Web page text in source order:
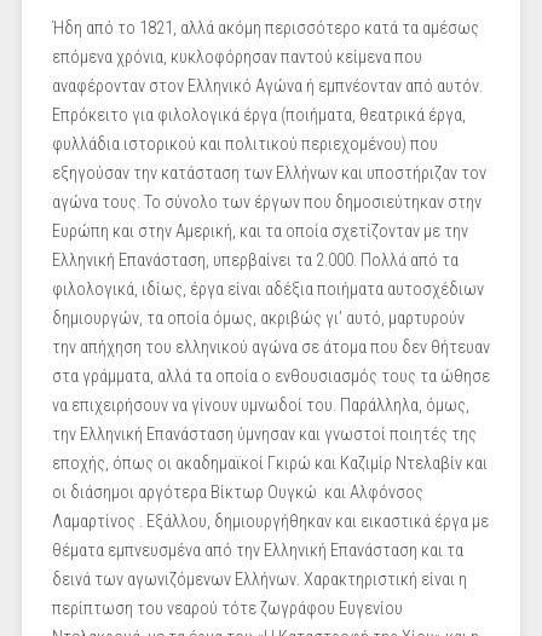
Ήδη από το 1821, αλλά ακόμη περισσότερο κατά τα αμέσως
επόμενα χρόνια, κυκλοφόρησαν παντού κείμενα που
αναφέρονταν στον Ελληνικό Αγώνα ή εμπνέονταν από αυτόν.
Επρόκειτο για φιλολογικά έργα (ποιήματα, θεατρικά έργα,
φυλλάδια ιστορικού και πολιτικού περιεχομένου) που
εξηγούσαν την κατάσταση των Ελλήνων και υποστήριζαν τον
αγώνα τους. Το σύνολο των έργων που δημοσιεύτηκαν στην
Ευρώπη και στην Αμερική, και τα οποία σχετίζονταν με την
Ελληνική Επανάσταση, υπερβαίνει τα 2.000. Πολλά από τα
φιλολογικά, ιδίως, έργα είναι αδέξια ποιήματα αυτοσχέδιων
δημιουργών, τα οποία όμως, ακριβώς γι’ αυτό, μαρτυρούν
την απήχηση του ελληνικού αγώνα σε άτομα που δεν θήτευαν
στα γράμματα, αλλά τα οποία ο ενθουσιασμός τους τα ώθησε
να επιχειρήσουν να γίνουν υμνωδοί του. Παράλληλα, όμως,
την Ελληνική Επανάσταση ύμνησαν και γνωστοί ποιητές της
εποχής, όπως οι ακαδημαϊκοί Γκιρώ και Καζιμίρ Ντελαβίν και
οι διάσημοι αργότερα Βίκτωρ Ουγκώ και Αλφόνσος
Λαμαρτίνος . Εξάλλου, δημιουργήθηκαν και εικαστικά έργα με
θέματα εμπνευσμένα από την Ελληνική Επανάσταση και τα
δεινά των αγωνιζόμενων Ελλήνων. Χαρακτηριστική είναι η
περίπτωση του νεαρού τότε ζωγράφου Ευγενίου